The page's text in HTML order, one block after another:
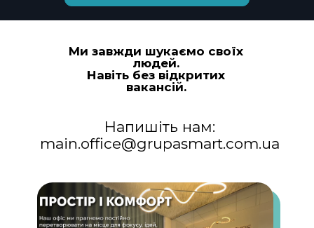
Ми завжди шукаємо своїх
людей.
Навіть без відкритих
вакансій.
Напишіть нам:
main.office@grupasmart.com.ua